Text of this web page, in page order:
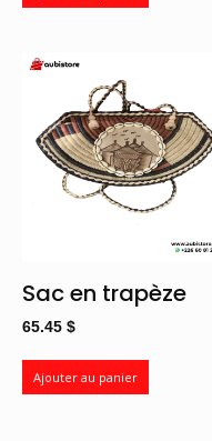
Sac en trapèze
65.45 $
Ajouter au panier